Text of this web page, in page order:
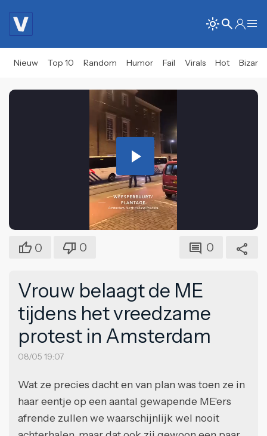
Nieuw Top 10 Random Humor Fail Virals Hot Bizar
Play
Video
0 0 0
Vrouw belaagt de ME
tijdens het vreedzame
protest in Amsterdam
08/05 19:07
Wat ze precies dacht en van plan was toen ze in
haar eentje op een aantal gewapende ME'ers
afrende zullen we waarschijnlijk wel nooit